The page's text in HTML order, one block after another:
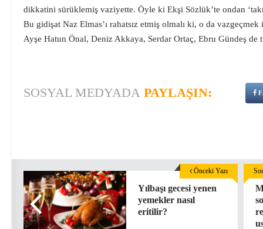
dikkatini sürüklemiş vaziyette. Öyle ki Ekşi Sözlük’te ondan
Bu gidişat Naz Elmas’ı rahatsız etmiş olmalı ki, o da
Ayşe Hatun Önal, Deniz Akkaya, Serdar Ortaç, Ebru Gündeş de
SOSYAL MEDYADA PAYLAŞIN:
Yılbaşı gecesi yenen
yemekler nasıl
eritilir?
Önceki Yazı